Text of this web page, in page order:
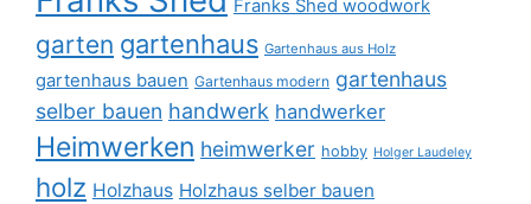
Franks Shed woodwork
garten gartenhaus Gartenhaus aus Holz
gartenhaus bauen Gartenhaus modern gartenhaus
selber bauen handwerk handwerker
Heimwerken heimwerker hobby Holger Laudeley
holz Holzhaus Holzhaus selber bauen